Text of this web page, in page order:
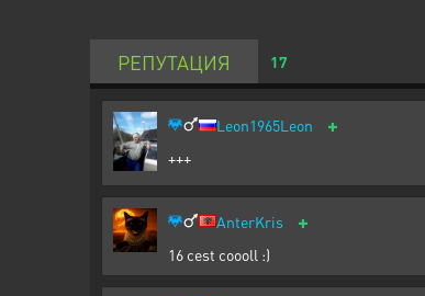
РЕПУТАЦИЯ 17
Leon1965Leon +
+++
AnterKris +
16 cest coooll :)